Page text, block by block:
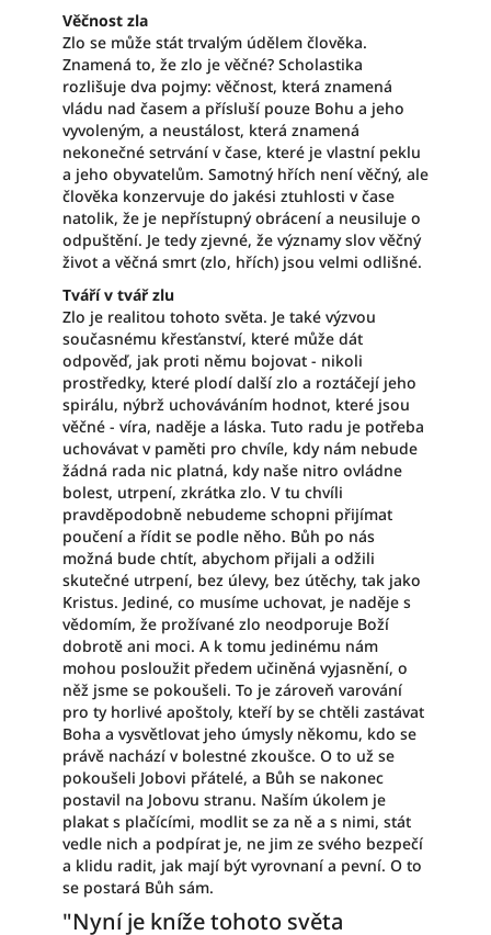
Věčnost zla
Zlo se může stát trvalým údělem člověka.
Znamená to, že zlo je věčné? Scholastika
rozlišuje dva pojmy: věčnost, která znamená
vládu nad časem a přísluší pouze Bohu a jeho
vyvoleným, a neustálost, která znamená
nekonečné setrvání v čase, které je vlastní peklu
a jeho obyvatelům. Samotný hřích není věčný, ale
člověka konzervuje do jakési ztuhlosti v čase
natolik, že je nepřístupný obrácení a neusiluje o
odpuštění. Je tedy zjevné, že významy slov věčný
život a věčná smrt (zlo, hřích) jsou velmi odlišné.
Tváří v tvář zlu
Zlo je realitou tohoto světa. Je také výzvou
současnému křesťanství, které může dát
odpověď, jak proti němu bojovat - nikoli
prostředky, které plodí další zlo a roztáčejí jeho
spirálu, nýbrž uchováváním hodnot, které jsou
věčné - víra, naděje a láska. Tuto radu je potřeba
uchovávat v paměti pro chvíle, kdy nám nebude
žádná rada nic platná, kdy naše nitro ovládne
bolest, utrpení, zkrátka zlo. V tu chvíli
pravděpodobně nebudeme schopni přijímat
poučení a řídit se podle něho. Bůh po nás
možná bude chtít, abychom přijali a odžili
skutečné utrpení, bez úlevy, bez útěchy, tak jako
Kristus. Jediné, co musíme uchovat, je naděje s
vědomím, že prožívané zlo neodporuje Boží
dobrotě ani moci. A k tomu jedinému nám
mohou posloužit předem učiněná vyjasnění, o
něž jsme se pokoušeli. To je zároveň varování
pro ty horlivé apoštoly, kteří by se chtěli zastávat
Boha a vysvětlovat jeho úmysly někomu, kdo se
právě nachází v bolestné zkoušce. O to už se
pokoušeli Jobovi přátelé, a Bůh se nakonec
postavil na Jobovu stranu. Naším úkolem je
plakat s plačícími, modlit se za ně a s nimi, stát
vedle nich a podpírat je, ne jim ze svého bezpečí
a klidu radit, jak mají být vyrovnaní a pevní. O to
se postará Bůh sám.
"Nyní je kníže tohoto světa